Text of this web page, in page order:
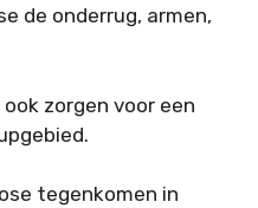
de onderrug, armen,
zorgen voor een
tegenkomen in